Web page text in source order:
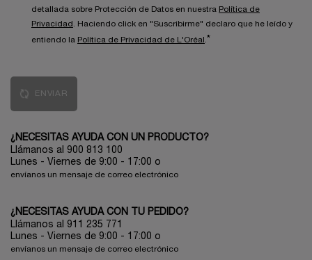
detallada sobre Protección de Datos en nuestra Política de
Privacidad . Haciendo click en "Suscribirme" declaro que he leído y
entiendo la Política de Privacidad de L'Oréal .*
ENVIAR
¿NECESITAS AYUDA CON UN PRODUCTO?
Llámanos al 900 813 100
Lunes - Viernes de 9:00 - 17:00 o
envíanos un mensaje de correo electrónico
¿NECESITAS AYUDA CON TU PEDIDO?
Llámanos al 911 235 771
Lunes - Viernes de 9:00 - 17:00 o
envíanos un mensaje de correo electrónico